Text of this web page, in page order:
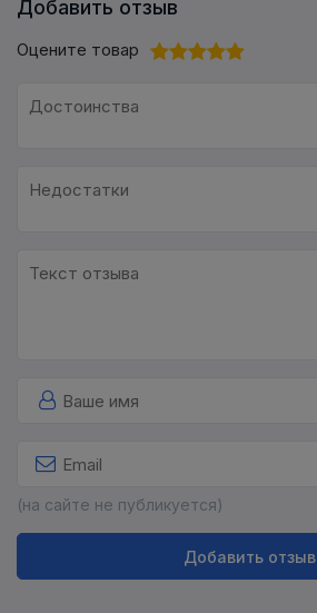
Добавить отзыв
Оцените товар
(на сайте не публикуется)
Добавить отзыв